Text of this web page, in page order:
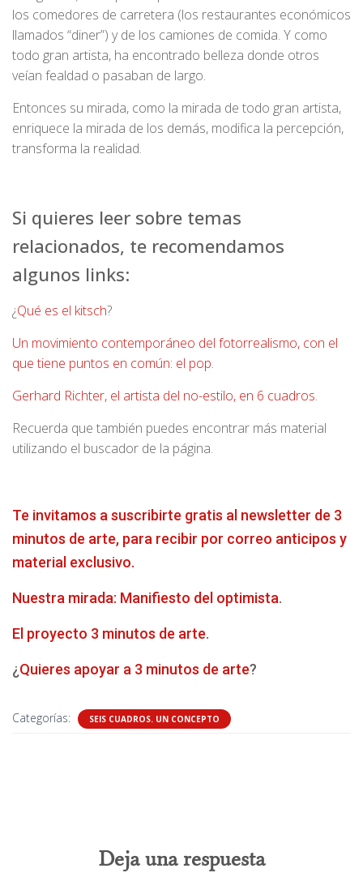
los comedores de carretera (los restaurantes económicos
llamados “diner”) y de los camiones de comida. Y como
todo gran artista, ha encontrado belleza donde otros
veían fealdad o pasaban de largo.
Entonces su mirada, como la mirada de todo gran artista,
enriquece la mirada de los demás, modifica la percepción,
transforma la realidad.
Si quieres leer sobre temas
relacionados, te recomendamos
algunos links:
¿Qué es el kitsch?
Un movimiento contemporáneo del fotorrealismo, con el
que tiene puntos en común: el pop.
Gerhard Richter, el artista del no-estilo, en 6 cuadros.
Recuerda que también puedes encontrar más material
utilizando el buscador de la página.
Te invitamos a suscribirte gratis al newsletter de 3
minutos de arte, para recibir por correo anticipos y
material exclusivo.
Nuestra mirada: Manifiesto del optimista.
El proyecto 3 minutos de arte.
¿Quieres apoyar a 3 minutos de arte?
Categorías: SEIS CUADROS. UN CONCEPTO
Deja una respuesta